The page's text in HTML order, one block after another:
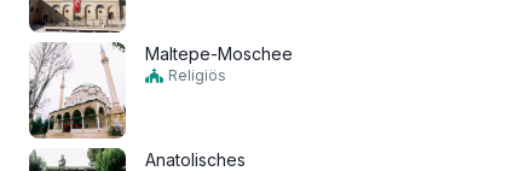
Maltepe-Moschee
Religiös
Anatolisches